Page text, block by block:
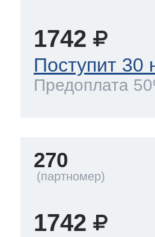
1742
Поступит 30
Предоплата
270
1742